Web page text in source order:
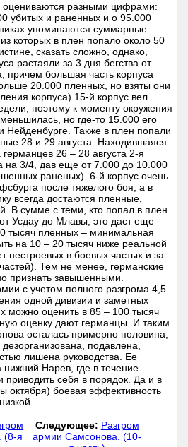
разными цифрами:
убитых и раненных и о 95.000
упоминаются суммарные
которых в плен попало около 50
сказать сложно, однако,
растаяли за 3 дня бегства от
большая часть корпуса
20.000 пленных, но взяты они
корпуса) 15-й корпус вел
поэтому к моменту окружения
но где-то 15.000 его
Нейденбурге. Также в плен попали
28 и 29 августа. Находившаяся
26 – 28 августа 2-я
на 3/4, дав еще от 7.000 до 10.000
раненых). 6-й корпус очень
после тяжелого боя, а в
всегда достаются пленные,
В сумме с теми, кто попал в плен
от Усдау до Млавы, это даст еще
тысяч пленных – минимальная
на 10 – 20 тысяч ниже реальной
нестроевых в боевых частых и за
Тем не менее, германские
признать завышенными.
с учетом полного разгрома 4,5
одной дивизии и заметных
можно оценить в 85 – 100 тысяч
оценку дают германцы. И таким
осталась примерно половина,
подавлена,
лишена руководства. Ее
нижний Нарев, где в течение
себя в порядок. Да и в
октября) боевая эффективность
(8-я
Следующее: Разгром
армии Самсонова. (10-